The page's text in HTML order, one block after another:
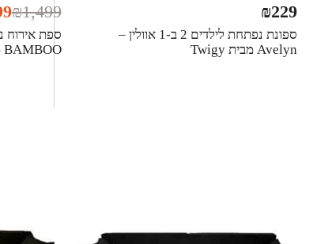
ספונת נפתחת לילדים 2 ב-1 אוולין –
Avelyn מבית Twigy
₪229
BAMBOO מבית InStyle
₪1,499